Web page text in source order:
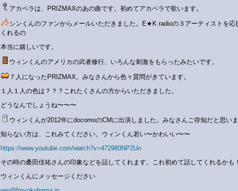
アカペラは、PRIZMAXのあの曲です。初めてアカペラで歌います。
シンくんのファンからメールいただきました。E★K radioの３アーティストを応
くれるの
本当に嬉しいです。
ウィンくんのアメリカの武者修行、いろんな刺激をもらったみたいです。
７人になったPRIZMAX。みなさんから色々質問がきています。
１人１人の色は？？？これたくさんの方からいただきました。
どうなんでしょうね〜〜〜
ウィンくんが2012年にdocomoのCMに出演しました。みなさんご存知だと思い
知らない方は、これみてください。ウィンくん若い〜かわいい〜〜
https://www.youtube.com/watch?v=472980NP2Uo
その時の桑田佳祐さんの印象などを話してくれます。これ初めて話してくれるかも
ウィンくんにメッセージください